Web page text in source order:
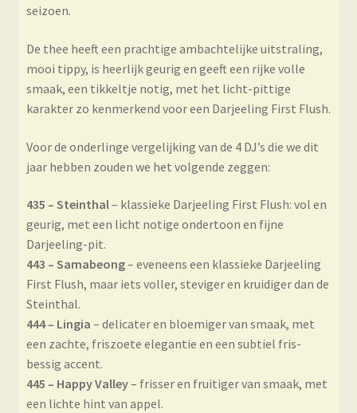
seizoen.
De thee heeft een prachtige ambachtelijke uitstraling,
mooi tippy, is heerlijk geurig en geeft een rijke volle
smaak, een tikkeltje notig, met het licht-pittige
karakter zo kenmerkend voor een Darjeeling First Flush.
Voor de onderlinge vergelijking van de 4 DJ’s die we dit
jaar hebben zouden we het volgende zeggen:
435 – Steinthal– klassieke Darjeeling First Flush: vol en
geurig, met een licht notige ondertoon en fijne
Darjeeling-pit.
443 – Samabeong– eveneens een klassieke Darjeeling
First Flush, maar iets voller, steviger en kruidiger dan de
Steinthal.
444 – Lingia – delicater en bloemiger van smaak, met
een zachte, friszoete elegantie en een subtiel fris-
bessig accent.
445 – Happy Valley– frisser en fruitiger van smaak, met
een lichte hint van appel.